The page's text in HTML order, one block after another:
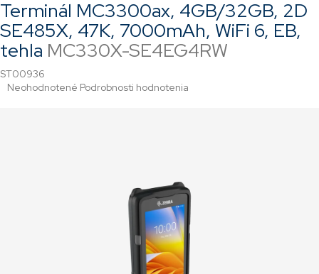
Terminál MC3300ax, 4GB/32GB, 2D
SE485X, 47K, 7000mAh, WiFi 6, EB,
tehla MC330X-SE4EG4RW
ST00936
Priemerné
Neohodnotené Podrobnosti hodnotenia